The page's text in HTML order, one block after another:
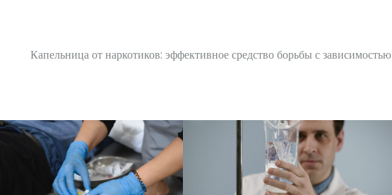
Капельница от наркотиков: эффективное средство борьбы с зависимостью